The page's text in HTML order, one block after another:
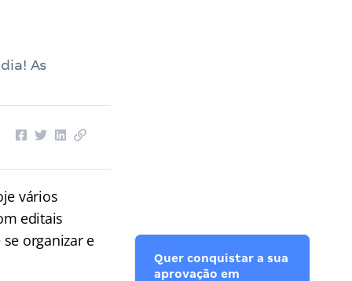
As
vários
editais
organizar e
Quer conquistar a sua
aprovação em